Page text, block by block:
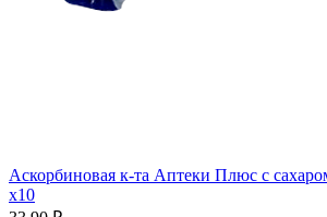
Аскорбиновая к-та Аптеки Плюс с
x10